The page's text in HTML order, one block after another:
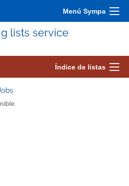
Menú Sympa
lists service
Índice de listas